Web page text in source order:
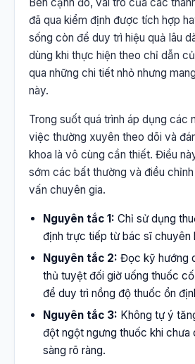
đã qua kiểm định được tích hợp
sống còn để duy trì hiệu quả lâu
dùng khi thực hiện theo chỉ dẫn
qua những chi tiết nhỏ nhưng
này.
Trong suốt quá trình áp dụng các
việc thường xuyên theo dõi và
khoa là vô cùng cần thiết. Điều
sớm các bất thường và điều
vấn chuyên gia.
Nguyên tắc 1: Chỉ sử dụng
định trực tiếp từ bác sĩ chuyên
Nguyên tắc 2: Đọc kỹ hướng
thủ tuyệt đối giờ uống thuốc
để duy trì nồng độ thuốc ổn
Nguyên tắc 3: Không tự ý
đột ngột ngưng thuốc khi chưa
sàng rõ ràng.